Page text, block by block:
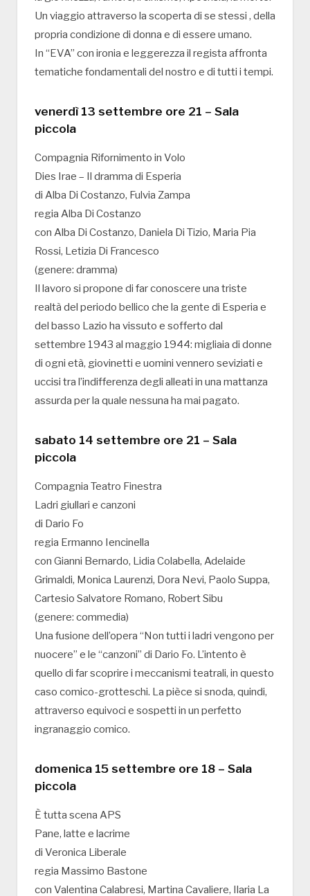
Un viaggio attraverso la scoperta di se stessi , della
propria condizione di donna e di essere umano.
In “EVA” con ironia e leggerezza il regista affronta
tematiche fondamentali del nostro e di tutti i tempi.
venerdì 13 settembre ore 21 – Sala
piccola
Compagnia Rifornimento in Volo
Dies Irae – Il dramma di Esperia
di Alba Di Costanzo, Fulvia Zampa
regia Alba Di Costanzo
con Alba Di Costanzo, Daniela Di Tizio, Maria Pia
Rossi, Letizia Di Francesco
(genere: dramma)
Il lavoro si propone di far conoscere una triste
realtà del periodo bellico che la gente di Esperia e
del basso Lazio ha vissuto e sofferto dal
settembre 1943 al maggio 1944: migliaia di donne
di ogni età, giovinetti e uomini vennero seviziati e
uccisi tra l’indifferenza degli alleati in una mattanza
assurda per la quale nessuna ha mai pagato.
sabato 14 settembre ore 21 – Sala
piccola
Compagnia Teatro Finestra
Ladri giullari e canzoni
di Dario Fo
regia Ermanno Iencinella
con Gianni Bernardo, Lidia Colabella, Adelaide
Grimaldi, Monica Laurenzi, Dora Nevi, Paolo Suppa,
Cartesio Salvatore Romano, Robert Sibu
(genere: commedia)
Una fusione dell’opera “Non tutti i ladri vengono per
nuocere” e le “canzoni” di Dario Fo. L’intento è
quello di far scoprire i meccanismi teatrali, in questo
caso comico-grotteschi. La pièce si snoda, quindi,
attraverso equivoci e sospetti in un perfetto
ingranaggio comico.
domenica 15 settembre ore 18 – Sala
piccola
È tutta scena APS
Pane, latte e lacrime
di Veronica Liberale
regia Massimo Bastone
con Valentina Calabresi, Martina Cavaliere, Ilaria La